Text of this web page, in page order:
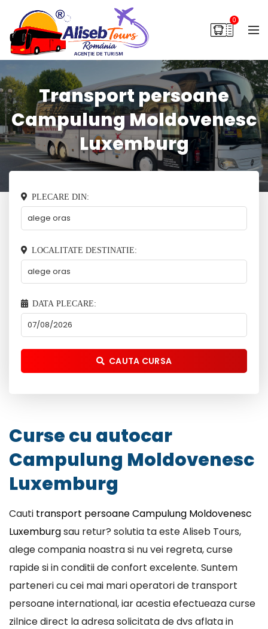
0
Transport persoane
Campulung Moldovenesc
Luxemburg
PLECARE DIN:
LOCALITATE DESTINATIE:
DATA PLECARE:
CAUTA CURSA
Curse cu autocar
Campulung Moldovenesc
Luxemburg
Cauti transport persoane Campulung Moldovenesc
Luxemburgsau retur? solutia ta este Aliseb Tours,
alege compania noastra si nu vei regreta, curse
rapide si in conditii de confort excelente. Suntem
parteneri cu cei mai mari operatori de transport
persoane international, iar acestia efectueaza curse
zilnice direct la adresa solicitata de dvs aflata in